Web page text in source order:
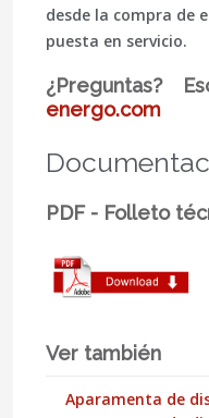
desde la compra de
puesta en servicio.
¿Preguntas?
energo.com
PDF - Folleto
Ver también
Aparamenta de